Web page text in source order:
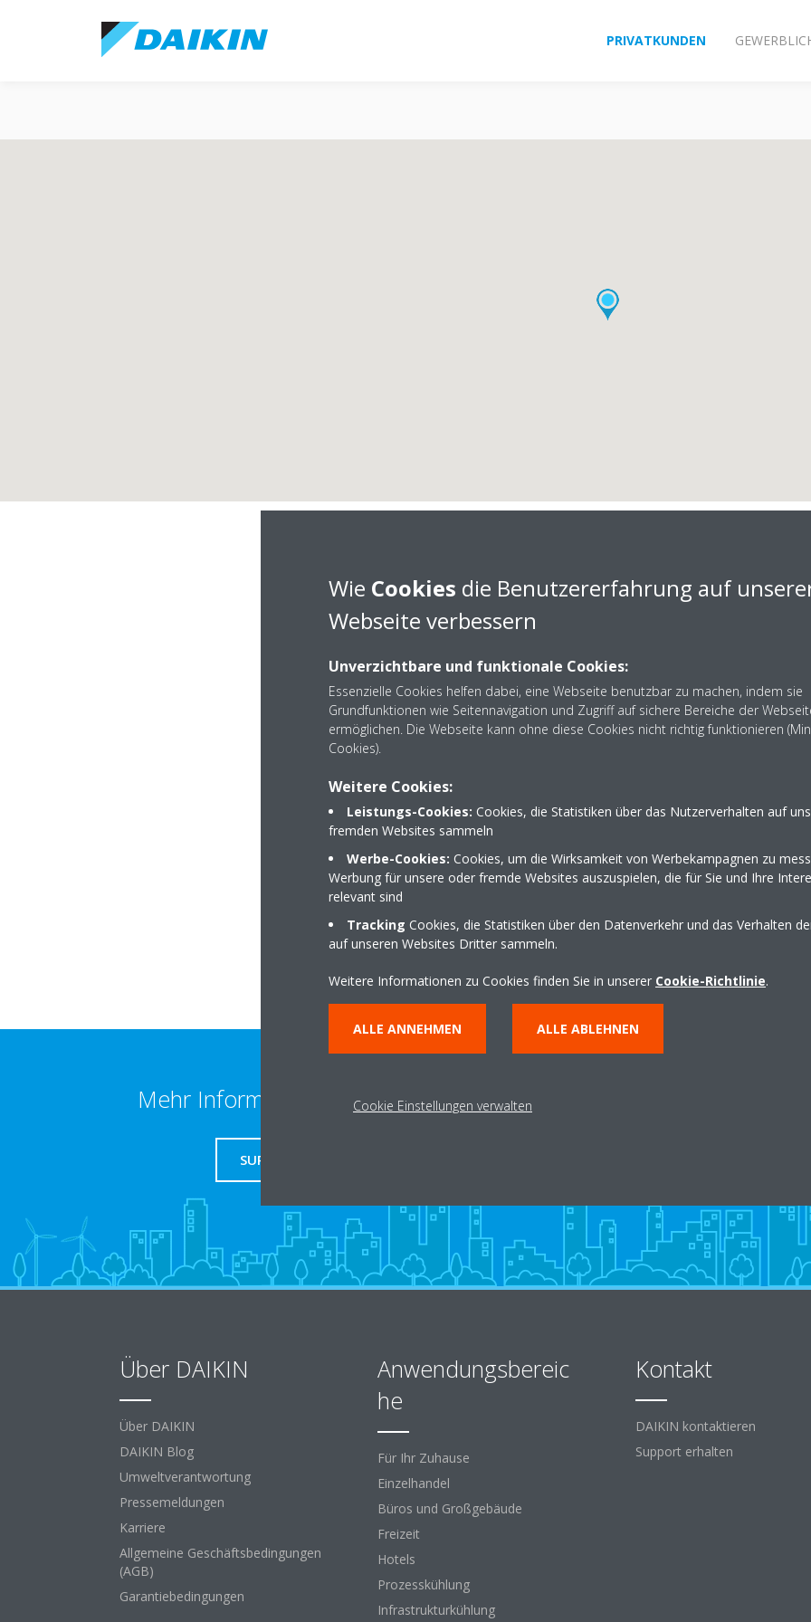
PRIVATKUNDEN
Ehringfeld GmbH
DAIKIN Partner Ehringfeld GmbH aus Isselburg - Nehmen Sie Kontakt auf:
Industriestraße 10
46419 Isselburg
02874 91440
http://
Mehr Information erhalten
SUPPORT
Über DAIKIN
Über DAIKIN
DAIKIN Blog
Umweltverantwortung
Pressemeldungen
Karriere
Allgemeine Geschäftsbedingungen
(AGB)
Garantiebedingungen
Anwendungsbereic
he
Für Ihr Zuhause
Einzelhandel
Büros und Großgebäude
Freizeit
Hotels
Prozesskühlung
Infrastrukturkühlung
Kontakt
DAIKIN kontaktieren
Support erhalten
Wie Cookies die Benutzererfahrung auf
Webseite verbessern
Unverzichtbare und funktionale Cookies:
Essenzielle Cookies helfen dabei, eine Webseite benutzbar zu machen, indem sie
Grundfunktionen wie Seitennavigation und Zugriff auf sichere Bereiche der
ermöglichen. Die Webseite kann ohne diese Cookies nicht richtig funktionieren
Cookies).
Weitere Cookies:
Leistungs-Cookies: Cookies, die Statistiken über das Nutzerverhalten auf
fremden Websites sammeln
Werbe-Cookies: Cookies, um die Wirksamkeit von Werbekampagnen zu
Werbung für unsere oder fremde Websites auszuspielen, die für Sie und Ihre
relevant sind
Tracking Cookies, die Statistiken über den Datenverkehr und das Verhalten
auf unseren Websites Dritter sammeln.
Weitere Informationen zu Cookies finden Sie in unserer Cookie-Richtlinie.
ALLE ANNEHMEN ALLE ABLEHNEN
Cookie Einstellungen verwalten